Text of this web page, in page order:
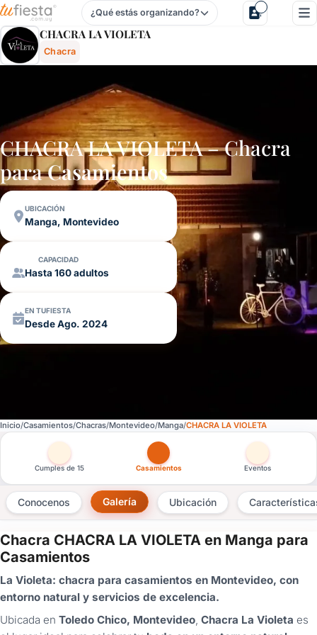
Chacra La Violeta - Chacra En Manga, Montevideo,
¿Qué estás organizando?
CHACRA LA VIOLETA
Chacra
CHACRA LA VIOLETA – Chacra
paraCasamientos
UBICACIÓN
Manga, Montevideo
CAPACIDAD
Hasta 160 adultos
EN TUFIESTA
Desde Ago. 2024
Inicio Casamientos Chacras Montevideo Manga CHACRA LA VIOLETA
Otras versiones de esta ficha por tipo de festejo
Cumples de 15 Casamientos Eventos
Conocenos Galería Ubicación
Chacra CHACRA LA VIOLETA en Manga para
Casamientos
La Violeta: chacra para casamientos en Montevideo, con
entorno natural y servicios de excelencia.
Ubicada en Toledo Chico, Montevideo, Chacra La Violeta es
×
Consultar
tenés
cuenta?